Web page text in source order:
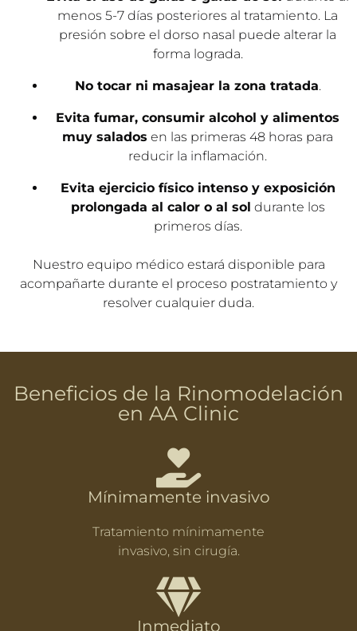
recomendaciones básicas:
Evita el uso de gafas o gafas de sol durante al
menos 5-7 días posteriores al tratamiento. La
presión sobre el dorso nasal puede alterar la
No tocar ni masajear la zona tratada.
Evita fumar, consumir alcohol y alimentos
muy saladosen las primeras 48 horas para
reducir la inflamación.
Evita ejercicio físico intenso y exposición
primeros días.
Nuestro equipo médico estará disponible para
resolver cualquier duda.
en AA Clinic
Mínimamente invasivo
Tratamiento mínimamente
invasivo, sin cirugía.